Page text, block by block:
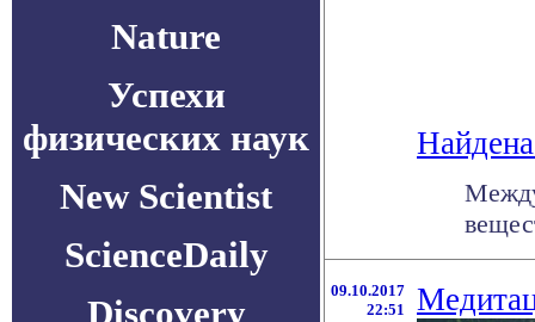
Nature
Успехи
физических наук
New Scientist
ScienceDaily
Discovery
09.10.2017
22:51